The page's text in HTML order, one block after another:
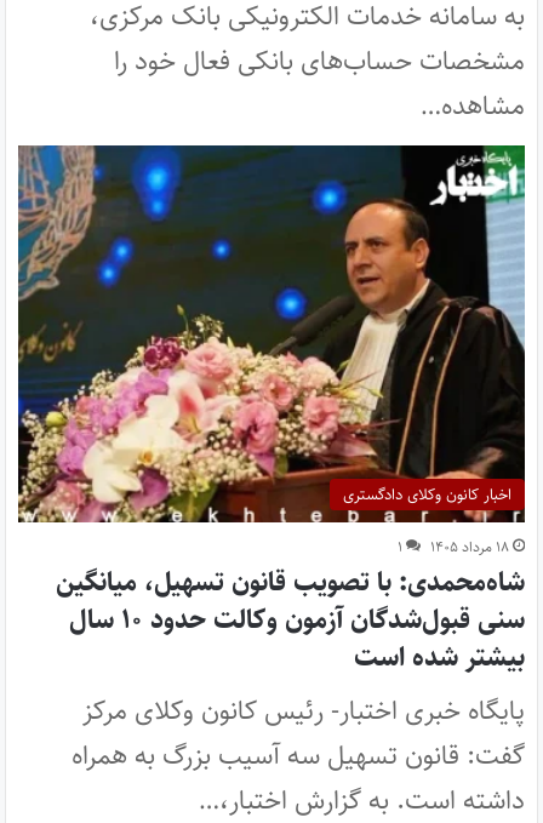
به سامانه خدمات الکترونیکی بانک مرکزی،
مشخصات حساب‌های بانکی فعال خود را
مشاهده…
اخبار کانون وکلای دادگستری
۱۸ مرداد ۱۴۰۵ ۱
شاه‌محمدی: با تصویب قانون تسهیل، میانگین
سنی قبول‌شدگان آزمون وکالت حدود ۱۰ سال
بیشتر شده است
پایگاه خبری اختبار- رئیس کانون وکلای مرکز
گفت: قانون تسهیل سه آسیب بزرگ به همراه
داشته است. به گزارش اختبار،…